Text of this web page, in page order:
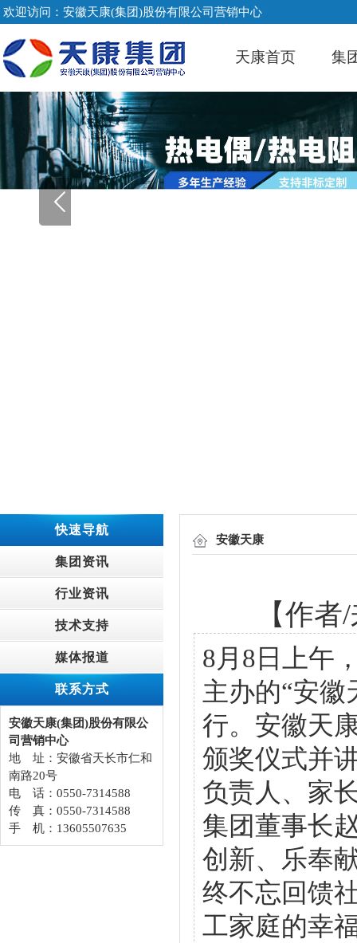
欢迎访问：安徽天康(集团)股份有限公司营销中心
天康首页 集
快速导航
集团资讯
行业资讯
技术支持
媒体报道
联系方式
安徽天康(集团)股份有限公
司营销中心
地 址：安徽省天长市仁和
南路20号
电 话：0550-7314588
传 真：0550-7314588
手 机：13605507635
安徽天康
【作
8月8日上午
主办的“安徽
行。安徽天
颁奖仪式并
负责人、家
集团董事长
创新、乐奉
终不忘回馈
工家庭的幸